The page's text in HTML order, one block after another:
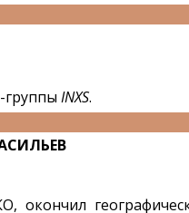
группы INXS.
окончил